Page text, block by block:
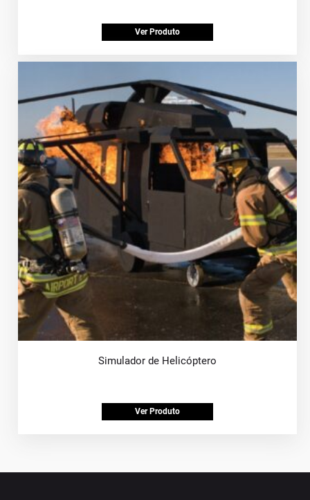
Ver Produto
Simulador de Helicóptero
Ver Produto